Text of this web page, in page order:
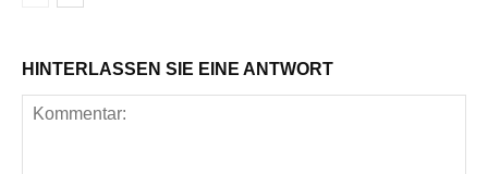
HINTERLASSEN SIE EINE ANTWORT